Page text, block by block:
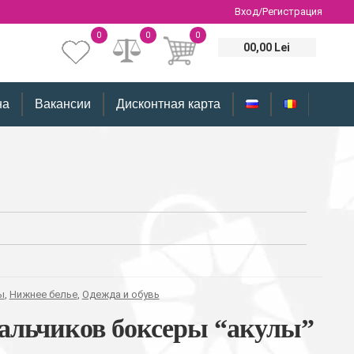
Вход/Регистрация
0
00,00 Lei
0
0
Вакансии Дисконтная карта
, Нижнее белье, Одежда и обувь
боксеры “акулы”